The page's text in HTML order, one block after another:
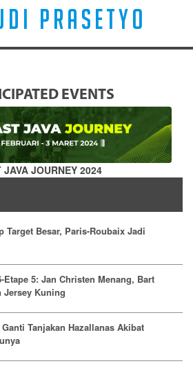
PRASETYO
EVENTS
JAVA JOURNEY 2024
Target Besar, Paris-Roubaix Jadi
Etape 5: Jan Christen Menang, Bart
Jersey Kuning
Tanjakan Hazallanas Akibat